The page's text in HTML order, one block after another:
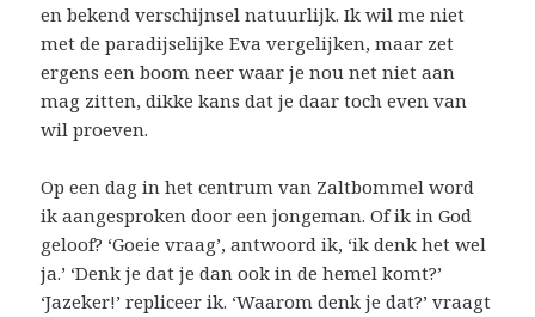
en bekend verschijnsel natuurlijk. Ik wil me niet
met de paradijselijke Eva vergelijken, maar zet
ergens een boom neer waar je nou net niet aan
mag zitten, dikke kans dat je daar toch even van
wil proeven.
Op een dag in het centrum van Zaltbommel word
ik aangesproken door een jongeman. Of ik in God
geloof? ‘Goeie vraag’, antwoord ik, ‘ik denk het wel
ja.’ ‘Denk je dat je dan ook in de hemel komt?’
‘Jazeker!’ repliceer ik. ‘Waarom denk je dat?’ vraagt